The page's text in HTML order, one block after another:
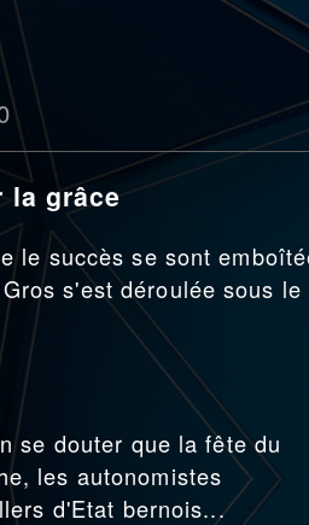
la grâce
le succès se sont
s'est déroulée sous le
se douter que la fête du
les autonomistes
d'Etat bernois...